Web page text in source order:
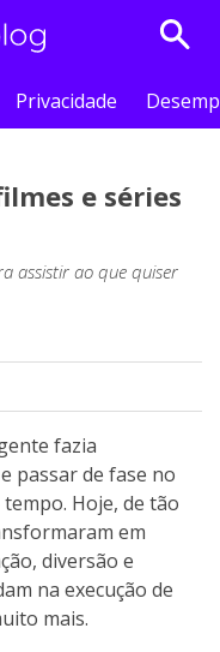
Privacidade
e séries
assistir ao que quiser
fazia
passar de fase no
Hoje, de tão
em
diversão e
na execução de
mais.